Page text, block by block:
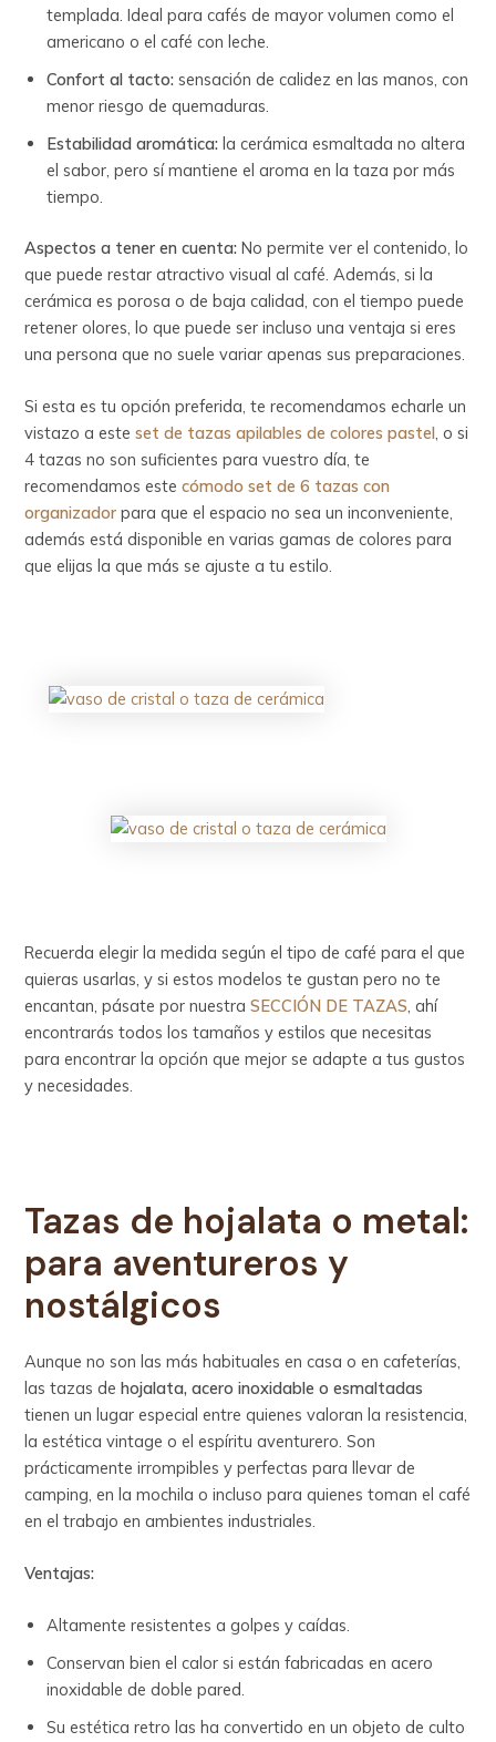
templada. Ideal para cafés de mayor volumen como el
americano o el café con leche.
Confort al tacto: sensación de calidez en las manos, con
menor riesgo de quemaduras.
Estabilidad aromática: la cerámica esmaltada no altera
el sabor, pero sí mantiene el aroma en la taza por más
tiempo.
Aspectos a tener en cuenta: No permite ver el contenido, lo
que puede restar atractivo visual al café. Además, si la
cerámica es porosa o de baja calidad, con el tiempo puede
retener olores, lo que puede ser incluso una ventaja si eres
una persona que no suele variar apenas sus preparaciones.
Si esta es tu opción preferida, te recomendamos echarle un
vistazo a esteset de tazas apilables de colores pastel, o si
4 tazas no son suficientes para vuestro día, te
recomendamos estecómodo set de 6 tazas con
organizador para que el espacio no sea un inconveniente,
además está disponible en varias gamas de colores para
que elijas la que más se ajuste a tu estilo.
Recuerda elegir la medida según el tipo de café para el que
quieras usarlas, y si estos modelos te gustan pero no te
encantan, pásate por nuestraSECCIÓN DE TAZAS , ahí
encontrarás todos los tamaños y estilos que necesitas
para encontrar la opción que mejor se adapte a tus gustos
y necesidades.
Tazas de hojalata o metal:
para aventureros y
nostálgicos
Aunque no son las más habituales en casa o en cafeterías,
las tazas dehojalata, acero inoxidable o esmaltadas
tienen un lugar especial entre quienes valoran la resistencia,
la estética vintage o el espíritu aventurero. Son
prácticamente irrompibles y perfectas para llevar de
camping, en la mochila o incluso para quienes toman el café
en el trabajo en ambientes industriales.
Ventajas:
Altamente resistentes a golpes y caídas.
Conservan bien el calor si están fabricadas en acero
inoxidable de doble pared.
Su estética retro las ha convertido en un objeto de culto